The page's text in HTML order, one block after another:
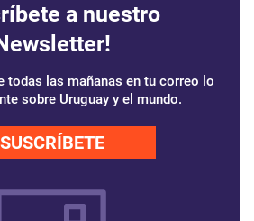
a nuestro
todas las mañanas en tu correo lo
sobre Uruguay y el mundo.
SUSCRÍBETE